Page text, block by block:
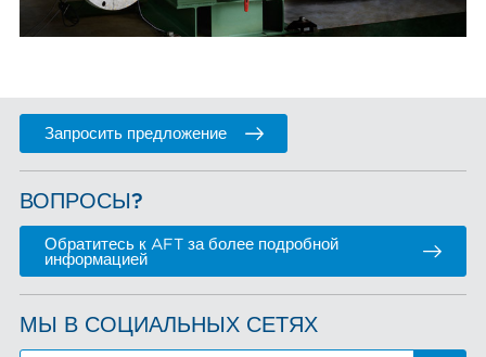
Запросить предложение
ВОПРОСЫ?
Обратитесь к AFT за более подробной
информацией
МЫ В СОЦИАЛЬНЫХ СЕТЯХ